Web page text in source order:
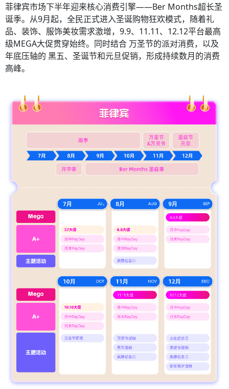
菲律宾市场下半年迎来核心消费引擎——Ber Months超长圣
诞季。从9月起，全民正式进入圣诞购物狂欢模式，随着礼
品、装饰、服饰美妆需求激增，9.9、11.11、12.12平台最高
级MEGA大促贯穿始终。同时结合 万圣节的派对消费，以及
年底压轴的 黑五、圣诞节和元旦促销，形成持续数月的消费
高峰。